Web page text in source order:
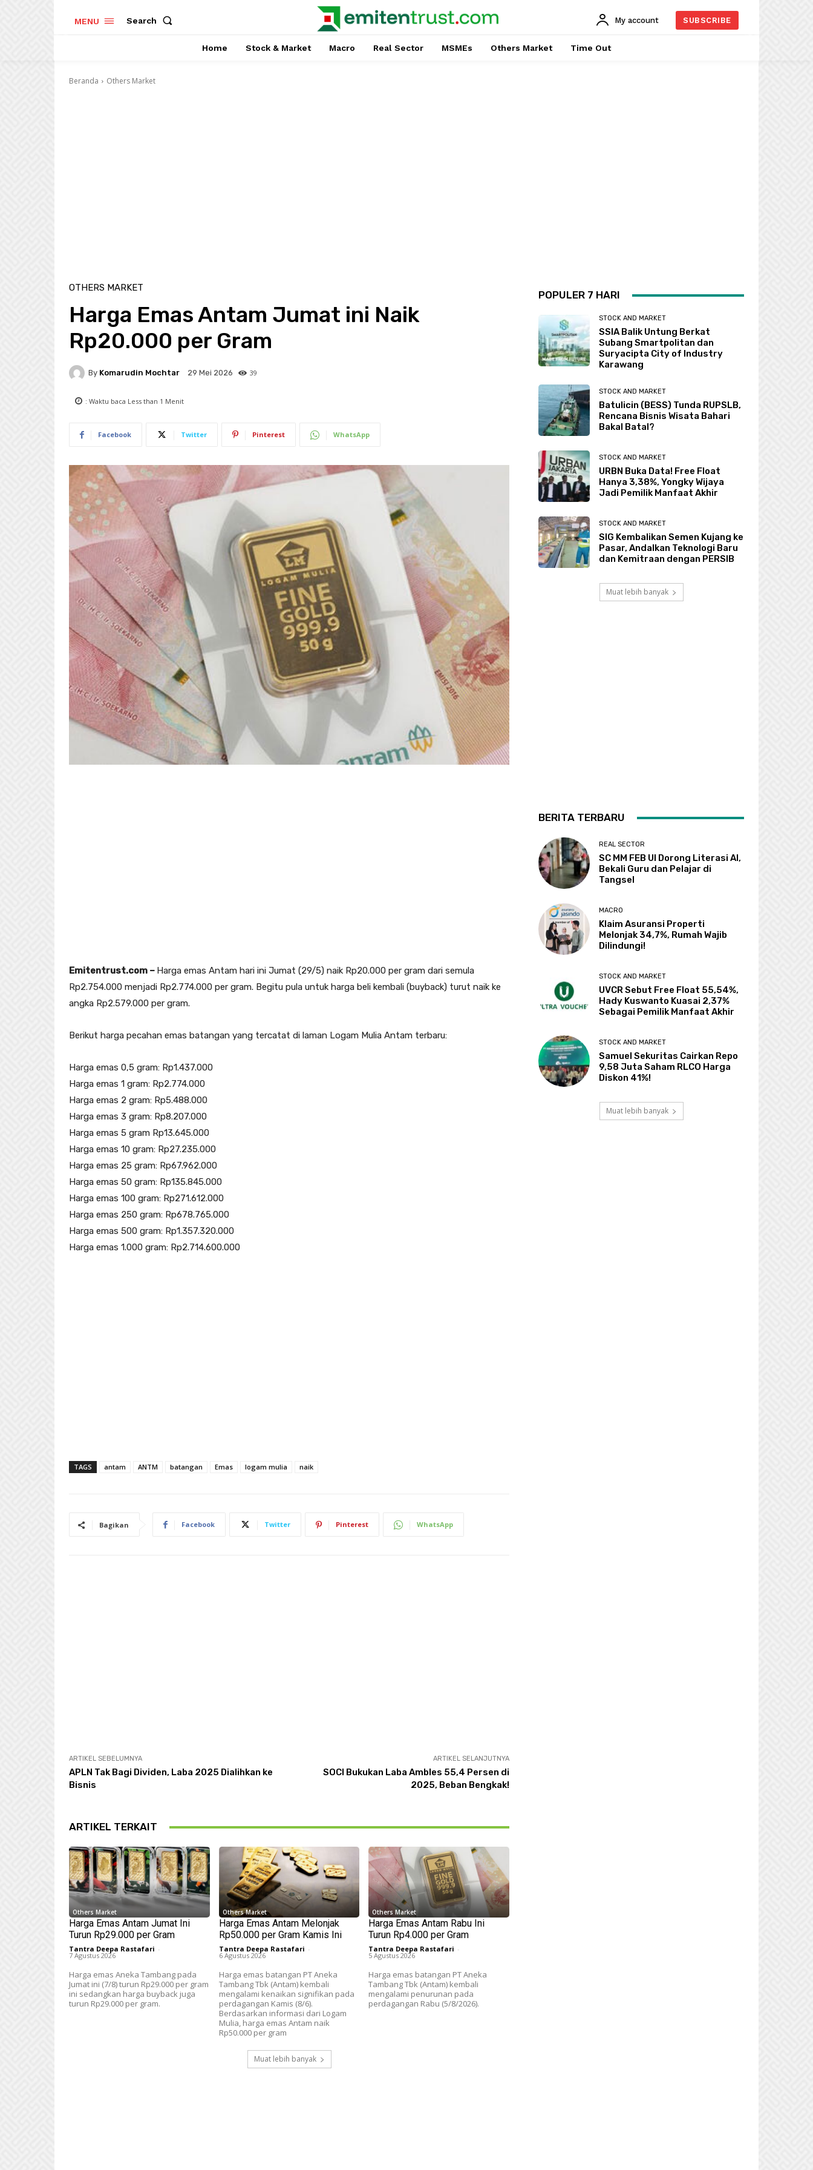
MENU Search My account SUBSCRIBE
Home Stock & Market Macro Real Sector MSMEs Others Market Time Out
Beranda Others Market
OTHERS MARKET
Harga Emas Antam Jumat ini Naik
Rp20.000 per Gram
By Komarudin Mochtar 29 Mei 2026 39
: Waktu baca Less than 1 Menit
Facebook Twitter Pinterest WhatsApp
Emitentrust.com – Harga emas Antam hari ini Jumat (29/5) naik Rp20.000 per gram dari semula
Rp2.754.000 menjadi Rp2.774.000 per gram. Begitu pula untuk harga beli kembali (buyback) turut naik ke
angka Rp2.579.000 per gram.
Berikut harga pecahan emas batangan yang tercatat di laman Logam Mulia Antam terbaru:
Harga emas 0,5 gram: Rp1.437.000
Harga emas 1 gram: Rp2.774.000
Harga emas 2 gram: Rp5.488.000
Harga emas 3 gram: Rp8.207.000
Harga emas 5 gram Rp13.645.000
Harga emas 10 gram: Rp27.235.000
Harga emas 25 gram: Rp67.962.000
Harga emas 50 gram: Rp135.845.000
Harga emas 100 gram: Rp271.612.000
Harga emas 250 gram: Rp678.765.000
Harga emas 500 gram: Rp1.357.320.000
Harga emas 1.000 gram: Rp2.714.600.000
TAGS antam ANTM batangan Emas logam mulia naik
Bagikan Facebook Twitter Pinterest WhatsApp
ARTIKEL SEBELUMNYA
APLN Tak Bagi Dividen, Laba 2025 Dialihkan ke
Bisnis
ARTIKEL SELANJUTNYA
SOCI Bukukan Laba Ambles 55,4 Persen di
2025, Beban Bengkak!
ARTIKEL TERKAIT
Others Market
Harga Emas Antam Jumat Ini
Turun Rp29.000 per Gram
Tantra Deepa Rastafari -
7 Agustus 2026
Harga emas Aneka Tambang pada
Jumat ini (7/8) turun Rp29.000 per gram
ini sedangkan harga buyback juga
turun Rp29.000 per gram.
Others Market
Harga Emas Antam Melonjak
Rp50.000 per Gram Kamis Ini
Tantra Deepa Rastafari -
6 Agustus 2026
Harga emas batangan PT Aneka
Tambang Tbk (Antam) kembali
mengalami kenaikan signifikan pada
perdagangan Kamis (8/6).
Berdasarkan informasi dari Logam
Mulia, harga emas Antam naik
Rp50.000 per gram
Others Market
Harga Emas Antam Rabu Ini
Turun Rp4.000 per Gram
Tantra Deepa Rastafari -
5 Agustus 2026
Harga emas batangan PT Aneka
Tambang Tbk (Antam) kembali
mengalami penurunan pada
perdagangan Rabu (5/8/2026).
Muat lebih banyak
POPULER 7 HARI
STOCK AND MARKET
SSIA Balik Untung Berkat
Subang Smartpolitan dan
Suryacipta City of Industry
Karawang
STOCK AND MARKET
Batulicin (BESS) Tunda RUPSLB,
Rencana Bisnis Wisata Bahari
Bakal Batal?
STOCK AND MARKET
URBN Buka Data! Free Float
Hanya 3,38%, Yongky Wijaya
Jadi Pemilik Manfaat Akhir
STOCK AND MARKET
SIG Kembalikan Semen Kujang ke
Pasar, Andalkan Teknologi Baru
dan Kemitraan dengan PERSIB
Muat lebih banyak
BERITA TERBARU
REAL SECTOR
SC MM FEB UI Dorong Literasi AI,
Bekali Guru dan Pelajar di
Tangsel
MACRO
Klaim Asuransi Properti
Melonjak 34,7%, Rumah Wajib
Dilindungi!
STOCK AND MARKET
UVCR Sebut Free Float 55,54%,
Hady Kuswanto Kuasai 2,37%
Sebagai Pemilik Manfaat Akhir
STOCK AND MARKET
Samuel Sekuritas Cairkan Repo
9,58 Juta Saham RLCO Harga
Diskon 41%!
Muat lebih banyak